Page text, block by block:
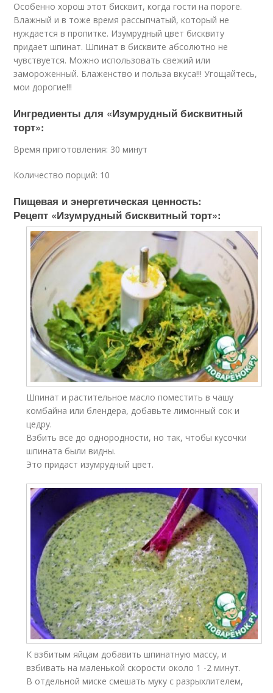
Особенно хорош этот бисквит, когда гости на пороге.
Влажный и в тоже время рассыпчатый, который не
нуждается в пропитке. Изумрудный цвет бисквиту
придает шпинат. Шпинат в бисквите абсолютно не
чувствуется. Можно использовать свежий или
замороженный. Блаженство и польза вкуса!!! Угощайтесь,
мои дорогие!!!
Ингредиенты для «Изумрудный бисквитный
торт»:
Время приготовления: 30 минут
Количество порций: 10
Пищевая и энергетическая ценность:
Рецепт «Изумрудный бисквитный торт»:
Шпинат и растительное масло поместить в чашу
комбайна или блендера, добавьте лимонный сок и
цедру.
Взбить все до однородности, но так, чтобы кусочки
шпината были видны.
Это придаст изумрудный цвет.
К взбитым яйцам добавить шпинатную массу, и
взбивать на маленькой скорости около 1 -2 минут.
В отдельной миске смешать муку с разрыхлителем,